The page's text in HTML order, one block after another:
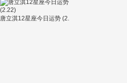
唐立淇12星座今日运势 (2.